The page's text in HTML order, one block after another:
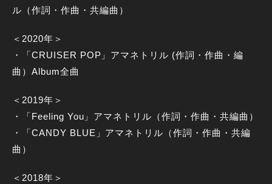
ル（作詞・作曲・共編曲）
＜2020年＞
・「CRUISER POP」アマネトリル (作詞・作曲・編
曲）Album全曲
＜2019年＞
・「Feeling You」アマネトリル（作詞・作曲・共編曲）
・「CANDY BLUE」アマネトリル（作詞・作曲・共編
曲）
＜2018年＞